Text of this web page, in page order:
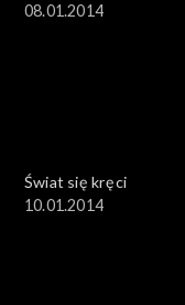
08.01.2014
Świat się kręci
10.01.2014